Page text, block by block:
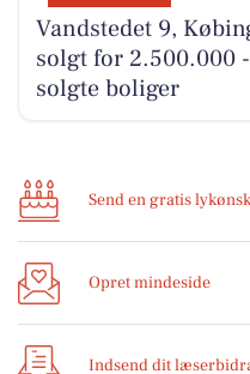
Vandstedet 9,
solgt for 2.500.000
solgte boliger
Send en gratis
Opret mindeside
Indsend dit